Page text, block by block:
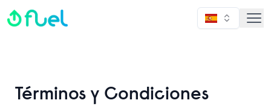
Fuel
Términos y Condiciones